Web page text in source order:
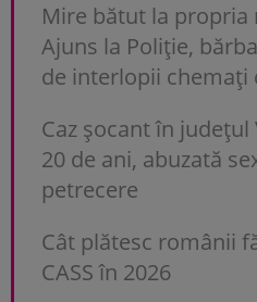
Mire bătut la propria
Ajuns la Poliție,
de interlopii chemați
Caz șocant în județul
20 de ani, abuzată
petrecere
Cât plătesc românii
CASS în 2026